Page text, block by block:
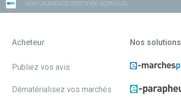
VOIR L'AUDIENCE CERTIFIÉE ACPM-OJD
Acheteur
Publiez vos avis
Dématérialisez vos marchés
Nos solutions